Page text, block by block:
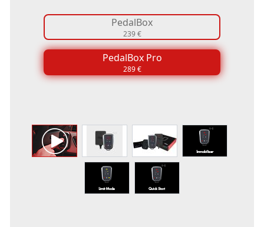
PedalBox
239 €
PedalBox Pro
289 €